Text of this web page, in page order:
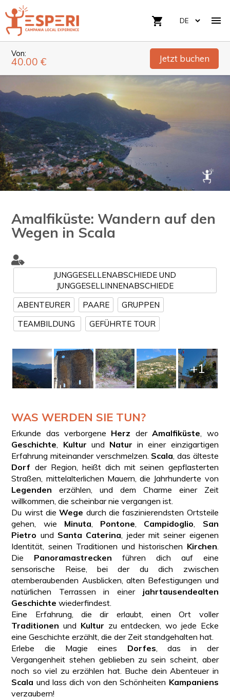

shopping_cart
Von:
40.00 € Jetzt buchen
Amalfiküste: Wandern auf den
Wegen in Scala
JUNGGESELLENABSCHIEDE UND
JUNGGESELLINNENABSCHIEDE
ABENTEURER
PAARE
GRUPPEN
TEAMBILDUNG
GEFÜHRTE TOUR
+1
WAS WERDEN SIE TUN?
Erkunde das verborgene Herz derAmalfiküste , wo
Geschichte
Kultur und Natur in einer einzigartigen
Erfahrung miteinander verschmelzen. Scala , das älteste
Dorf der Region, heißt dich mit seinen gepflasterten
Straßen, mittelalterlichen Mauern, die Jahrhunderte von
Legenden erzählen, und dem Charme einer Zeit
willkommen, die scheinbar nie vergangen ist.
Du wirst dieWege durch die faszinierendsten Ortsteile
gehen, wie Minuta Pontone Campidoglio
San
Pietro und Santa Caterina , jeder mit seiner eigenen
Identität, seinen Traditionen und historischen Kirchen
Die Panoramastrecken führen dich auf eine
sensorische Reise, bei der du dich zwischen
atemberaubenden Ausblicken, alten Befestigungen und
natürlichen Terrassen in einer jahrtausendealten
Geschichte wiederfindest.
Eine Erfahrung, die dir erlaubt, einen Ort voller
Traditionen und Kultur zu entdecken, wo jede Ecke
eine Geschichte erzählt, die der Zeit standgehalten hat.
Erlebe die Magie eines Dorfes , das in der
Vergangenheit stehen geblieben zu sein scheint, aber
noch so viel zu erzählen hat. Buche dein Abenteuer in
Scala und lass dich von den Schönheiten Kampaniens
verzaubern!